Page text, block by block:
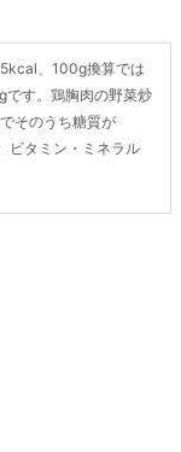
、100g換算では
す。鶏胸肉の野菜炒
そのうち糖質が
ビタミン・ミネラル